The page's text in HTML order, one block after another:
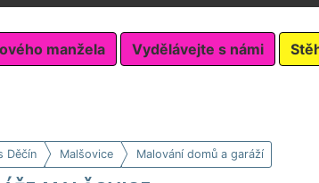
manžela Vydělávejte s námi
Děčín Malšovice Malování domů a garáží